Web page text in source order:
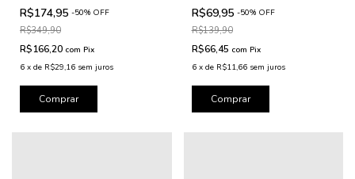
R$174,95 -50% OFF
R$349,90
R$166,20 com Pix
6 x de R$29,16 sem juros
Comprar
R$69,95 -50% OFF
R$139,90
R$66,45 com Pix
6 x de R$11,66 sem juros
Comprar